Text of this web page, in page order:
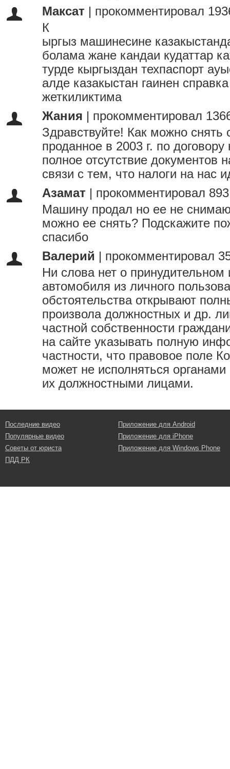
Максат
прокомментировал
К
ыргыз машинесине
болама жане кандаи кудаттар
турде кыргыздан техпаспорт
алде казакыстан гаинен
жеткиликтима
Жания
прокомментировал
Здравствуйте! Как можно снять
проданное в 2003 г. по
полное отсутствие документов
связи с тем, что налоги на нас
Азамат
прокомментировал
Машину продал но ее не
можно ее снять? Подскажите
спасибо
Валерий
прокомментировал
Ни слова нет о принудительном
автомобиля из личного
обстоятельства открывают
произвола должностных и др.
частной собственности
на сайте указывать полную
частности, что правовое поле
может не исполняться
их должностными лицами.
Последние видео
Популярные видео
Советы от юриста
ПДД РК
Приложение для Android
Приложение для iPhone
Приложение для Windows Phone